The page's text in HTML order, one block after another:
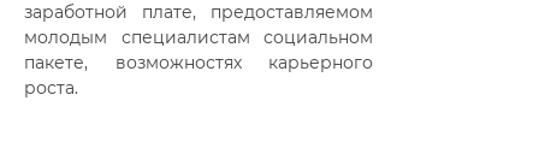
заработной плате, предоставляемом
молодым специалистам социальном
пакете, возможностях карьерного
роста.